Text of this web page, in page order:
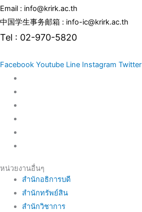
Email : info@krirk.ac.th
中国学生事务邮箱 : info-ic@krirk.ac.th
Tel : 02-970-5820
Facebook Youtube Line Instagram Twitter
หน่วยงานอื่นๆ
สำนักอธิการบดี
สำนักทรัพย์สิน
สำนักวิชาการ